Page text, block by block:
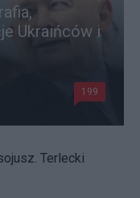
Ukraińców i
199
Terlecki